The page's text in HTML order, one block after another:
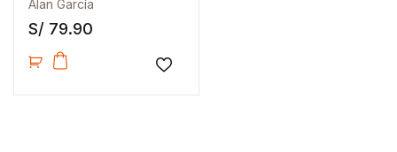
Alan García
S/ 79.90
Añadir a la lista de deseos